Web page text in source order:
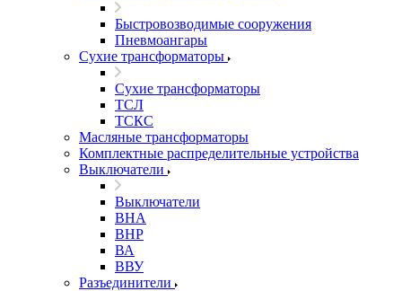
Быстровозводимые сооружения
Пневмоангары
Сухие трансформаторы
Сухие трансформаторы
ТСЛ
ТСКС
Масляные трансформаторы
Комплектные распределительные устройства
Выключатели
Выключатели
ВНА
ВНР
ВА
ВВУ
Разъединители